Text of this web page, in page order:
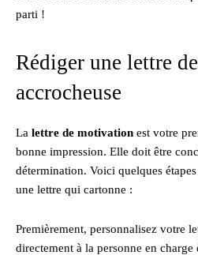
parti !
Rédiger une lettre
accrocheuse
La lettre de motivation est votre
bonne impression. Elle doit être
détermination. Voici quelques
une lettre qui cartonne :
Premièrement, personnalisez votre
directement à la personne en